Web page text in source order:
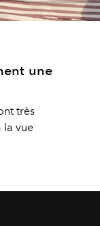
une
très
la vue